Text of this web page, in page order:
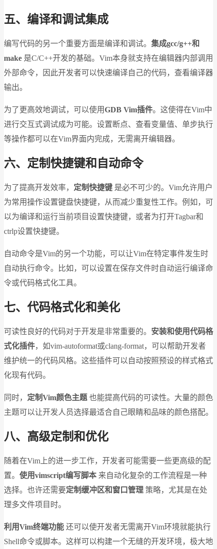
五、编译和调试集成
编写代码的另一个重要方面是编译和调试。 集成gcc/g++和
make 是C/C++开发的基础。Vim本身就支持在编辑器内部调用
外部命令，因此开发者可以快速编译自己的代码，查看编译器
输出。
为了更高效地调试，可以使用GDB Vim插件。这使得在Vim中
进行交互式调试成为可能。设置断点、查看变量值、单步执行
等操作都可以在Vim界面内完成，无需离开编辑器。
六、定制快捷键和自动命令
为了提高开发效率， 定制快捷键 是必不可少的。Vim允许用户
为常用操作设置键盘快捷键，从而减少重复性工作。例如，可
以为编译和运行当前项目设置快捷键，或者为打开Tagbar和
ctrlp设置快捷键。
自动命令是Vim的另一个功能，可以让Vim在特定事件发生时
自动执行命令。比如，可以设置在保存文件时自动运行编译命
令或代码格式化工具。
七、代码格式化和美化
可读性良好的代码对于开发是非常重要的。 安装和使用代码格
式化插件，如vim-autoformat或clang-format，可以帮助开发者
维护统一的代码风格。这些插件可以自动按照预设的样式格式
化现有代码。
同时， 定制Vim颜色主题 也能提高代码的可读性。大量的颜色
主题可以让开发人员选择最适合自己眼睛和品味的颜色搭配。
八、高级定制和优化
随着在Vim上的进一步工作，开发者可能需要一些更高级的配
置。 使用vimscript编写脚本 来自动化复杂的工作流程是一种
选择。也许还需要定制缓冲区和窗口管理 策略，尤其是在处
理多文件项目时。
利用Vim终端功能 还可以使开发者无需离开Vim环境就能执行
Shell命令或脚本。这样可以构建一个无缝的开发环境，极大地